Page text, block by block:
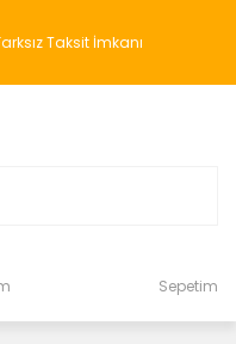
Taksit İmkanı
Sepetim